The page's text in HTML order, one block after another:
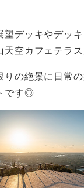
望デッキやデッ
天空カフェテラス
りの絶景に日常
です◎